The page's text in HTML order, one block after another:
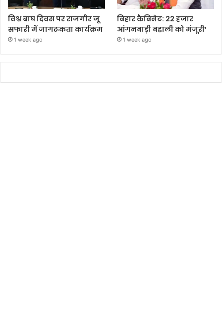
विश्व बाघ दिवस पर राजगीर जू
सफारी में जागरूकता कार्यक्रम
1 week ago
बिहार कैबिनेट: 22 हजार
आंगनबाड़ी बहाली को मंजूरी’
1 week ago